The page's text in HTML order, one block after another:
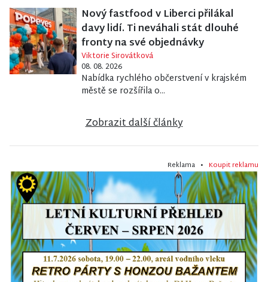
Nový fastfood v Liberci přilákal
davy lidí. Ti neváhali stát dlouhé
fronty na své objednávky
Viktorie Sirovátková
08. 08. 2026
Nabídka rychlého občerstvení v krajském
městě se rozšířila o...
Zobrazit další články
Reklama • Koupit reklamu